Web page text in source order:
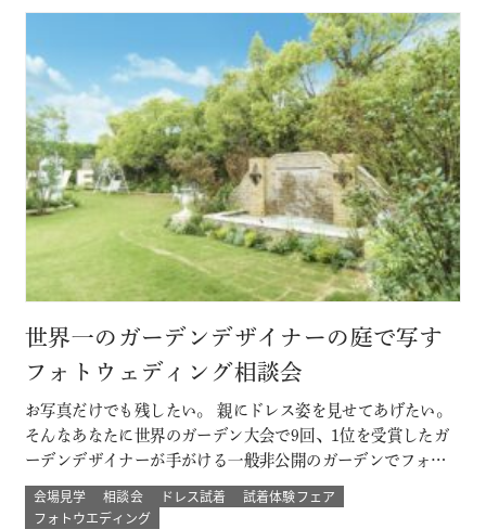
世界一のガーデンデザイナーの庭で写す
フォトウェディング相談会
お写真だけでも残したい。 親にドレス姿を見せてあげたい。
そんなあなたに世界のガーデン大会で9回、1位を受賞したガ
ーデンデザイナーが手がける一般非公開のガーデンでフォト
ウェディング。 プロのカメラマンと一緒に 二人以外は誰もい
ない こだわりのプライベートガーデンでのウェディングフォ
会場見学 相談会 ドレス試着
試着体験フェア
フォトウエディング